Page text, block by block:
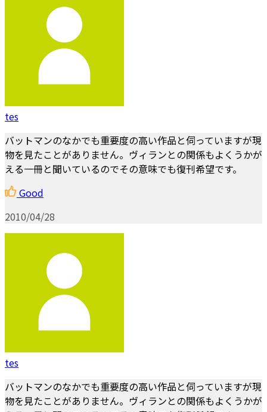
tes
バットマンのなかでも重要度の高い作品と伺っていますが現
物を見たことがありません。ヴィランとの関係もよくうかが
える一冊と聞いているのでその意味でも復刊希望です。
Good
2010/04/28
tes
バットマンのなかでも重要度の高い作品と伺っていますが現
物を見たことがありません。ヴィランとの関係もよくうかが